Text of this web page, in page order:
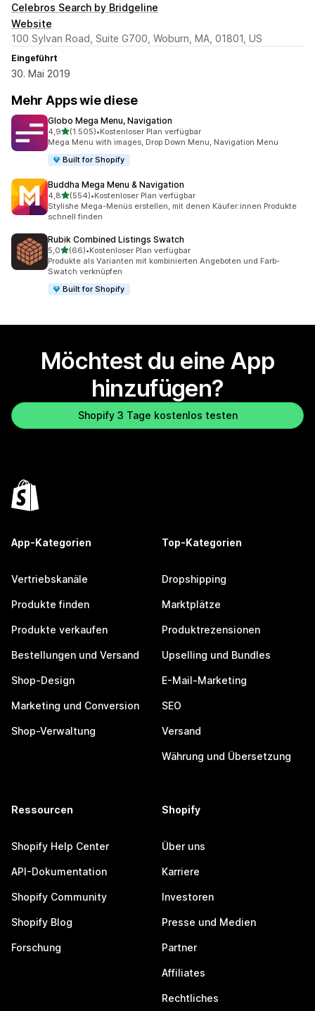
Celebros Search by Bridgeline
Website
100 Sylvan Road, Suite G700, Woburn, MA, 01801, US
Eingeführt
30. Mai 2019
Mehr Apps wie diese
Globo Mega Menu, Navigation
4,9von 5 Sternen
(1.505)
1505 Rezensionen insgesamt
•Kostenloser Plan verfügbar
Mega Menu with images, Drop Down Menu, Navigation Menu
Built for Shopify
Buddha Mega Menu & Navigation
4,8von 5 Sternen
(554)
554 Rezensionen insgesamt
•Kostenloser Plan verfügbar
Stylishe Mega-Menüs erstellen, mit denen Käufer:innen Produkte
schnell finden
Rubik Combined Listings Swatch
5,0von 5 Sternen
(66)
66 Rezensionen insgesamt
•Kostenloser Plan verfügbar
Produkte als Varianten mit kombinierten Angeboten und Farb-
Swatch verknüpfen
Built for Shopify
Möchtest du eine App
hinzufügen?
Shopify 3 Tage kostenlos testen
App-Kategorien
Vertriebskanäle
Produkte finden
Produkte verkaufen
Bestellungen und Versand
Shop-Design
Marketing und Conversion
Shop-Verwaltung
Top-Kategorien
Dropshipping
Marktplätze
Produktrezensionen
Upselling und Bundles
E-Mail-Marketing
SEO
Versand
Währung und Übersetzung
Ressourcen
Shopify Help Center
API-Dokumentation
Shopify Community
Shopify Blog
Forschung
Shopify
Über uns
Karriere
Investoren
Presse und Medien
Partner
Affiliates
Rechtliches